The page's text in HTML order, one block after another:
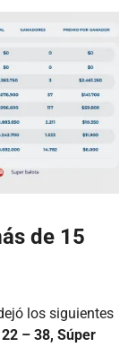
de 15
los siguientes
– 38, Súper